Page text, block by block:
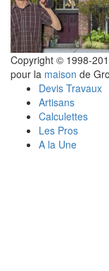
de
(…)
Copyright © 1998-
pour la maison de
Devis Travaux
Artisans
Calculettes
Les Pros
A la Une